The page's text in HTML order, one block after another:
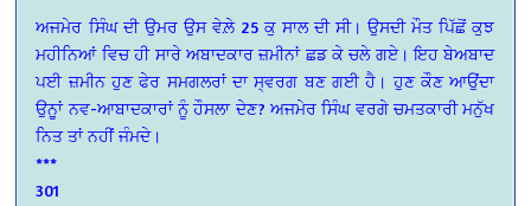
ਅਜਮੇਰ ਸਿੰਘ ਦੀ ਉਮਰ ਉਸ ਵੇਲ਼ੇ 25 ਕੁ ਸਾਲ ਦੀ ਸੀ। ਉਸਦੀ ਮੌਤ ਪਿੱਛੋਂ ਕੁਝ
ਮਹੀਨਿਆਂ ਵਿਚ ਹੀ ਸਾਰੇ ਅਬਾਦਕਾਰ ਜ਼ਮੀਨਾਂ ਛਡ ਕੇ ਚਲੇ ਗਏ। ਇਹ ਬੇਅਬਾਦ
ਪਈ ਜ਼ਮੀਨ ਹੁਣ ਫੇਰ ਸਮਗਲਰਾਂ ਦਾ ਸ੍ਵਰਗ ਬਣ ਗਈ ਹੈ। ਹੁਣ ਕੌਣ ਆਉਂਦਾ
ਉਨੂਾਂ ਨਵ-ਆਬਾਦਕਾਰਾਂ ਨੂੰ ਹੌਸਲਾ ਦੇਣ? ਅਜਮੇਰ ਸਿੰਘ ਵਰਗੇ ਚਮਤਕਾਰੀ ਮਨੁੱਖ
ਨਿਤ ਤਾਂ ਨਹੀਂ ਜੰਮਦੇ।
***
301